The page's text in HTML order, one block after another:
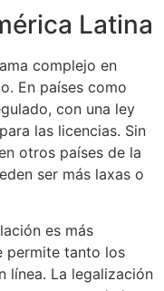
Latina
complejo en
En países como
con una ley
las licencias. Sin
otros países de la
ser más laxas o
es más
permite tanto los
línea. La legalización